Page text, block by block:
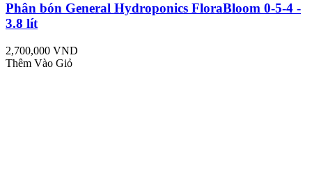
Phân bón General Hydroponics FloraBloom 0-5-4 -
3.8 lít
2,700,000 VND
Thêm Vào Giỏ